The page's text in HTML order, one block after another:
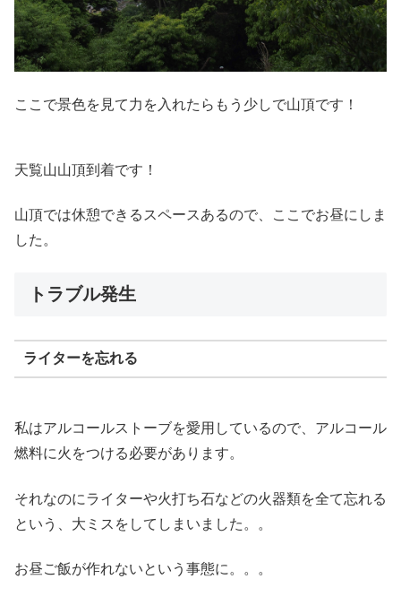
ここで景色を見て力を入れたらもう少しで山頂です！
天覧山山頂到着です！
山頂では休憩できるスペースあるので、ここでお昼にしま
した。
トラブル発生
ライターを忘れる
私はアルコールストーブを愛用しているので、アルコール
燃料に火をつける必要があります。
それなのにライターや火打ち石などの火器類を全て忘れる
という、大ミスをしてしまいました。。
お昼ご飯が作れないという事態に。。。